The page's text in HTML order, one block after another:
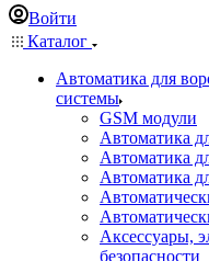
Войти
Каталог
Автоматика для
системы
GSM модули
Автоматика
Автоматика
Автоматика
Аксессуары,
безопасности